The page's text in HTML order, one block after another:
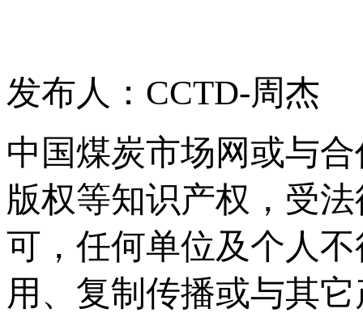
发布人：CCTD-周杰
中国煤炭市场网或与
版权等知识产权，受
可，任何单位及个人
用、复制传播或与其